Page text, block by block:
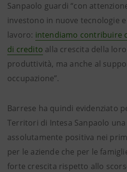
Sanpaolo guardi “con
investono in nuove tecnologie
lavoro: intendiamo contribuire
di credito alla crescita della
produttività, ma anche al
occupazione”.
Barrese ha quindi evidenziato
Territori di Intesa Sanpaolo
assolutamente positiva nei
per le aziende che per le
forte crescita rispetto allo